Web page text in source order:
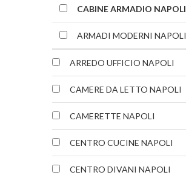
CABINE ARMADIO NAPOLI
ARMADI MODERNI NAPOLI
ARREDO UFFICIO NAPOLI
CAMERE DA LETTO NAPOLI
CAMERETTE NAPOLI
CENTRO CUCINE NAPOLI
CENTRO DIVANI NAPOLI